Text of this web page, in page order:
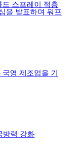
드 스프레이 적층
을 발표하며 워프
영 제조업을 기
방력 강화